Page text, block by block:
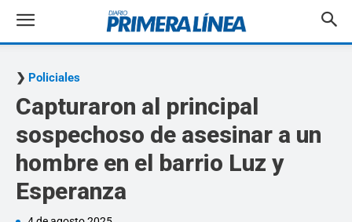
Policiales
Capturaron al principal
sospechoso de asesinar a un
hombre en el barrio Luz y
Esperanza